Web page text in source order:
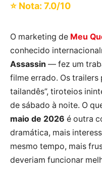
⭐ Nota: 7.0/10
O marketing de Meu
conhecido
Assassin — fez um
filme errado. Os trailers
tailandês”, tiroteios
de sábado à noite. O
maio de 2026 é outra
dramática, mais
mesmo tempo, mais
deveriam funcionar